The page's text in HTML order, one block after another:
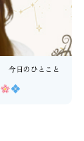
今日のひとこと